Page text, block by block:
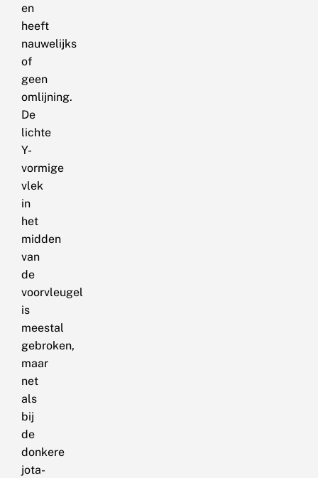
en
heeft
nauwelijks
of
geen
omlijning.
De
lichte
Y-
vormige
vlek
in
het
midden
van
de
voorvleugel
is
meestal
gebroken,
maar
net
als
bij
de
donkere
jota-